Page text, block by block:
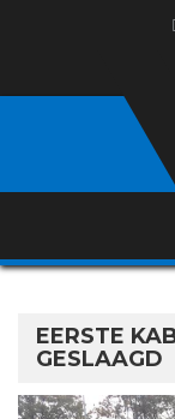
EERSTE
GESLAAGD